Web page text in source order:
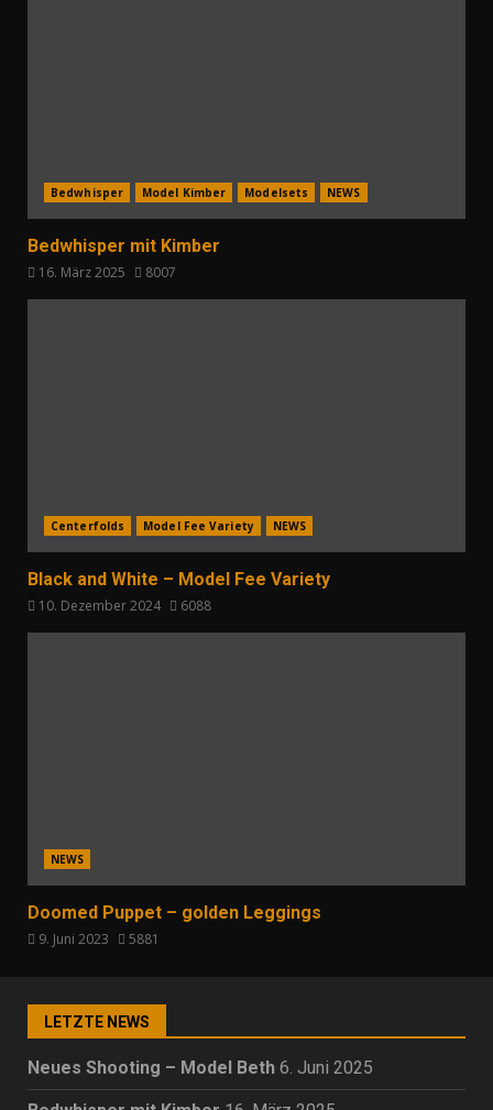
Bedwhisper Model Kimber Modelsets NEWS
Bedwhisper mit Kimber
16. März 2025 8007
Centerfolds Model Fee Variety NEWS
Black and White – Model Fee Variety
10. Dezember 2024 6088
NEWS
Doomed Puppet – golden Leggings
9. Juni 2023 5881
LETZTE NEWS
Neues Shooting – Model Beth 6. Juni 2025